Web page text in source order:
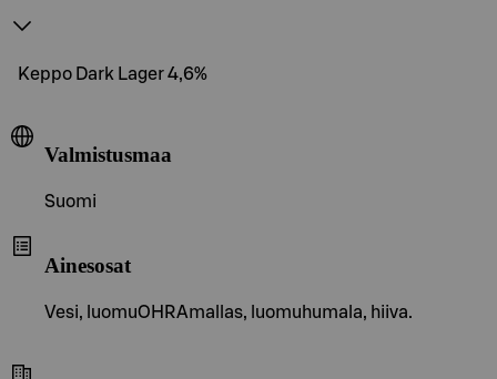
Keppo Dark Lager 4,6%
Valmistusmaa
Suomi
Ainesosat
Vesi, luomuOHRAmallas, luomuhumala, hiiva.